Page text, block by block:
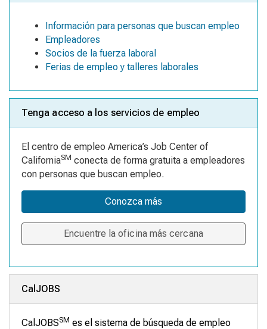
Información para personas que buscan empleo
Empleadores
Socios de la fuerza laboral
Ferias de empleo y talleres laborales
Tenga acceso a los servicios de empleo
El centro de empleo America’s Job Center of
CaliforniaSM conecta de forma gratuita a empleadores
con personas que buscan empleo.
Conozca más
Encuentre la oficina más cercana
CalJOBS
CalJOBSSM es el sistema de búsqueda de empleo